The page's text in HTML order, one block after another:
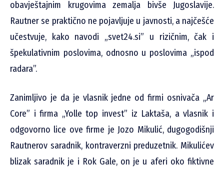
obavještajnim krugovima zemalja bivše Jugoslavije.
Rautner se praktično ne pojavljuje u javnosti, a najčešće
učestvuje, kako navodi „svet24.si” u rizičnim, čak i
špekulativnim poslovima, odnosno u poslovima „ispod
radara”.
Zanimljivo je da je vlasnik jedne od firmi osnivača „Ar
Core” i firma „Yolle top invest” iz Laktaša, a vlasnik i
odgovorno lice ove firme je Jozo Mikulić, dugogodišnji
Rautnerov saradnik, kontraverzni preduzetnik. Mikulićev
blizak saradnik je i Rok Gale, on je u aferi oko fiktivne